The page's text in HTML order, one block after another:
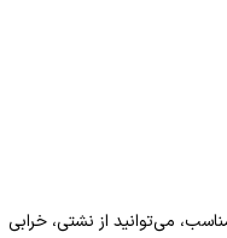
می‌توانید از نشتی، خرابی